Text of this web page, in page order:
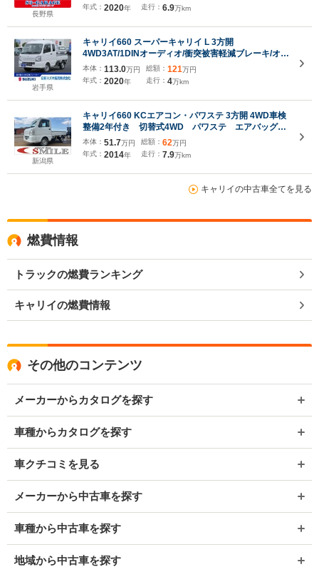
長野県
年式： 2020年
走行： 6.9万km
岩手県
キャリイ660 スーパーキャリイ L 3方開
4WD3AT/1DINオーディオ/衝突被害軽減ブレーキ/オー
トライト/横滑り防止装置/キー
本体： 113.0万円
年式： 2020年
総額： 121万円
走行： 4万km
新潟県
キャリイ660 KCエアコン・パワステ 3方開 4WD車検
整備2年付き 切替式4WD パワステ エアバッグ
エアコン 5速マニュアル 純正ラジオ 三方向開
本体： 51.7万円
年式： 2014年
総額： 62万円
走行： 7.9万km
キャリイの中古車全てを見る
燃費情報
トラックの燃費ランキング
キャリイの燃費情報
その他のコンテンツ
メーカーからカタログを探す
車種からカタログを探す
車クチコミを見る
メーカーから中古車を探す
車種から中古車を探す
地域から中古車を探す